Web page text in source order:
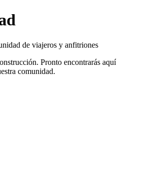
de viajeros y anfitriones
Pronto encontrarás aquí
comunidad.